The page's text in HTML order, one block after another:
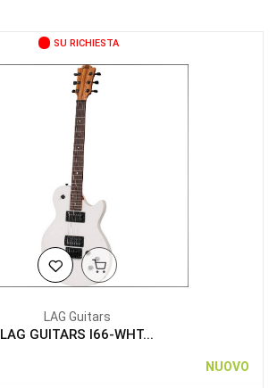
SU RICHIESTA
LAG Guitars
LAG GUITARS I66-WHT...
NUOVO